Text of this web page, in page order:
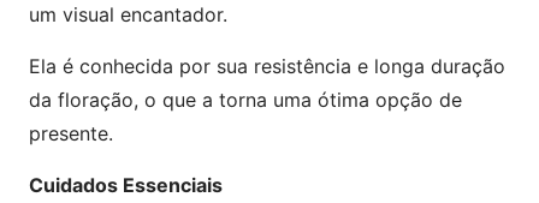
um visual encantador.
Ela é conhecida por sua resistência e longa duração
da floração, o que a torna uma ótima opção de
presente.
Cuidados Essenciais